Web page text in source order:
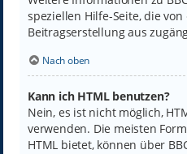
speziellen Hilfe-Seite, die
Beitragserstellung aus
Nach oben
Kann ich HTML benutzen?
Nein, es ist nicht möglich,
verwenden. Die meisten
HTML bietet, können über